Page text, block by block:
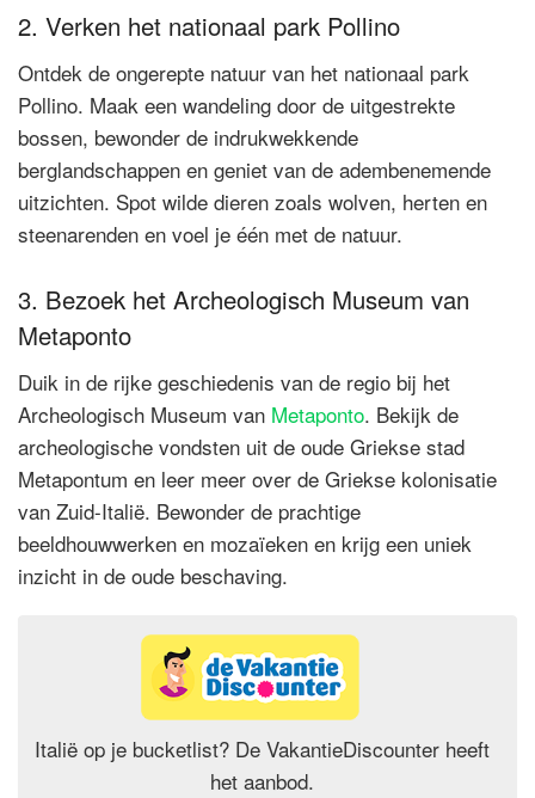
2. Verken het nationaal park Pollino
Ontdek de ongerepte natuur van het nationaal park
Pollino. Maak een wandeling door de uitgestrekte
bossen, bewonder de indrukwekkende
berglandschappen en geniet van de adembenemende
uitzichten. Spot wilde dieren zoals wolven, herten en
steenarenden en voel je één met de natuur.
3. Bezoek het Archeologisch Museum van
Metaponto
Duik in de rijke geschiedenis van de regio bij het
Archeologisch Museum van Metaponto. Bekijk de
archeologische vondsten uit de oude Griekse stad
Metapontum en leer meer over de Griekse kolonisatie
van Zuid-Italië. Bewonder de prachtige
beeldhouwwerken en mozaïeken en krijg een uniek
inzicht in de oude beschaving.
Italië op je bucketlist? De VakantieDiscounter heeft
het aanbod.